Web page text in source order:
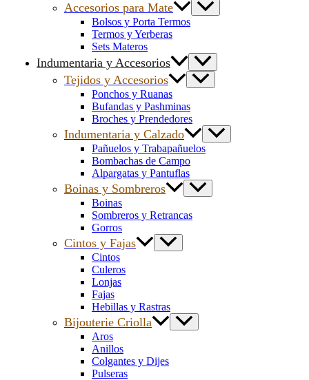
Accesorios para Mate
Bolsos y Porta Termos
Termos y Yerberas
Sets Materos
Indumentaria y Accesorios
Tejidos y Accesorios
Ponchos y Ruanas
Bufandas y Pashminas
Broches y Prendedores
Indumentaria y Calzado
Pañuelos y Trabapañuelos
Bombachas de Campo
Alpargatas y Pantuflas
Boinas y Sombreros
Boinas
Sombreros y Retrancas
Gorros
Cintos y Fajas
Cintos
Culeros
Lonjas
Fajas
Hebillas y Rastras
Bijouterie Criolla
Aros
Anillos
Colgantes y Dijes
Pulseras